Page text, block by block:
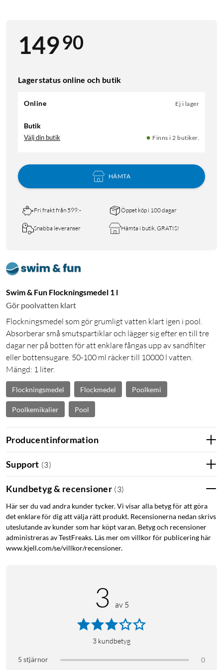
14990
Lagerstatus online och butik
Online Ej i lager
Butik
Välj din butik Finns i 2 butiker.
HÄMTA
Fri frakt från 599:- Öppet köp i 100 dagar
Snabba leveranser Hämta i butik, GRATIS!
Swim & Fun Flockningsmedel 1 l
Gör poolvatten klart
Flockningsmedel som gör grumligt vatten klart igen i pool.
Absorberar små smutspartiklar och lägger sig efter en till tre
dagar ner på botten för att enklare fångas upp av sandfilter
eller bottensugare. 50-100 ml räcker till 10000 l vatten.
Mängd: 1 liter.
Flockningsmedel Flockmedel Poolkemi
Poolkemikalier Pool
Producentinformation
Support (3)
Kundbetyg & recensioner (3)
Här ser du vad andra kunder tycker. Vi visar alla betyg för att göra
det enklare för dig att välja rätt produkt. Recensionerna nedan skrivs
uteslutande av kunder som har köpt varan. Betyg och recensioner
administreras av TestFreaks. Läs mer om villkor för publicering här
www.kjell.com/se/villkor/recensioner.
3 av 5
3 kundbetyg
5 stjärnor
0